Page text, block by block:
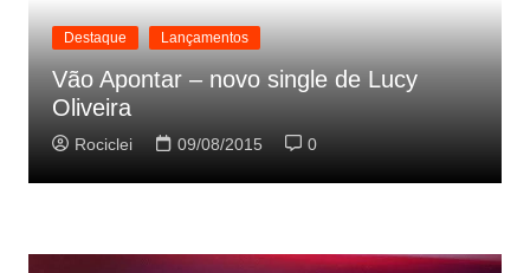
Destaque Lançamentos
Vão Apontar – novo single de Lucy
Oliveira
Rociclei 09/08/2015 0